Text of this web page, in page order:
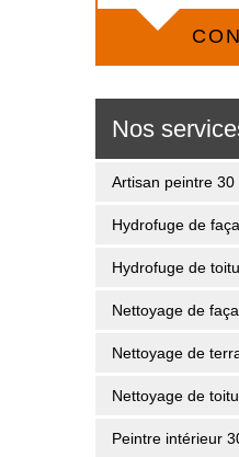
Nos
Artisan peintre 30
Hydrofuge de
Hydrofuge de
Nettoyage de
Nettoyage de
Nettoyage de
Peintre intérieur